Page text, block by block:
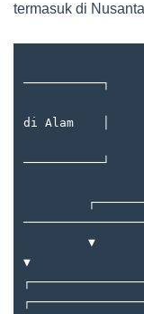
termasuk di
───────────┐
di Alam    │
───────────┘
▼